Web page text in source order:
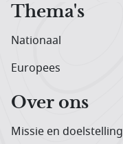
Thema's
Nationaal
Europees
Over ons
Missie en doelstelling